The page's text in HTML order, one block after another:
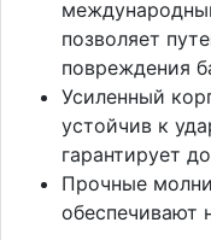
позволяет
повреждения
Усиленный
устойчив к
гарантирует
Прочные
обеспечивают